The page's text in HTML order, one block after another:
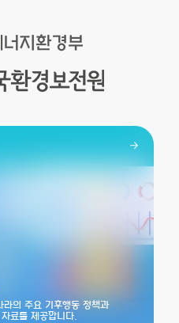
의 주요 기후행동 정책과
료를 제공합니다.